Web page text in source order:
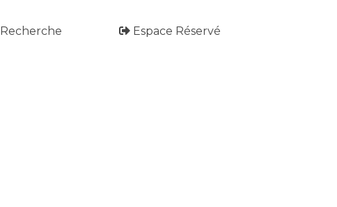
Recherche Espace Réservé